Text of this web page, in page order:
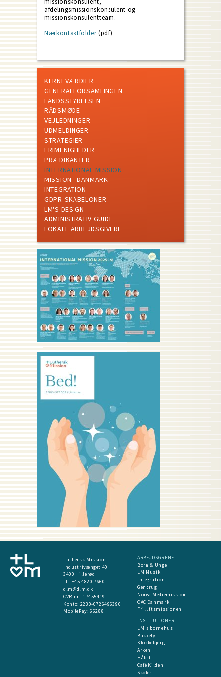
missionskonsulent,
afdelingsmissionskonsulent og
missionskonsulentteam.
Nærkontaktfolder(pdf)
KERNEVÆRDIER
GENERALFORSAMLINGEN
LANDSSTYRELSEN
RÅDSMØDE
VEJLEDNINGER
UDMELDINGER
STRATEGIER
FRIMENIGHEDER
PRÆDIKANTER
INTERNATIONAL MISSION
MISSION I DANMARK
INTEGRATION
GDPR-SKABELONER
LM'S DESIGN
ADMINISTRATIV GUIDE
LOKALE ARBEJDSGIVERE
Luthersk Mission
Industrivænget 40
3400 Hillerød
tlf. +45 4820 7660
dlm@dlm.dk
CVR-nr.: 17455419
​Konto: 2230-0726496390
MobilePay:66288
ARBEJDSGRENE
Børn & Unge
LM Musik
Integration
Genbrug
Norea Mediemission
OAC Danmark
Friluftsmissionen
INSTITUTIONER
LM's børnehus
Bakkely
Klokkebjerg
Arken
Håbet
Café Kilden
Skoler